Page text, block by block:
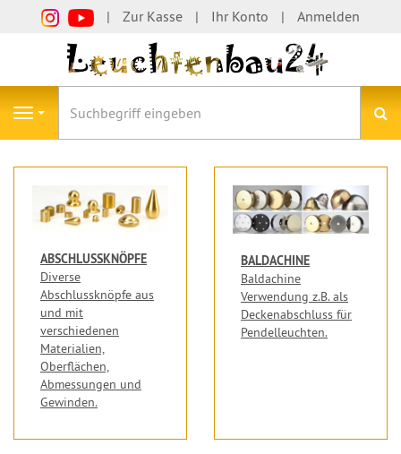
Zur Kasse Ihr Konto Anmelden
Navigation
ABSCHLUSSKNÖPFE
Diverse
Abschlussknöpfe aus
und mit
verschiedenen
Materialien,
Oberflächen,
Abmessungen und
Gewinden.
BALDACHINE
Baldachine
Verwendung z.B. als
Deckenabschluss für
Pendelleuchten.